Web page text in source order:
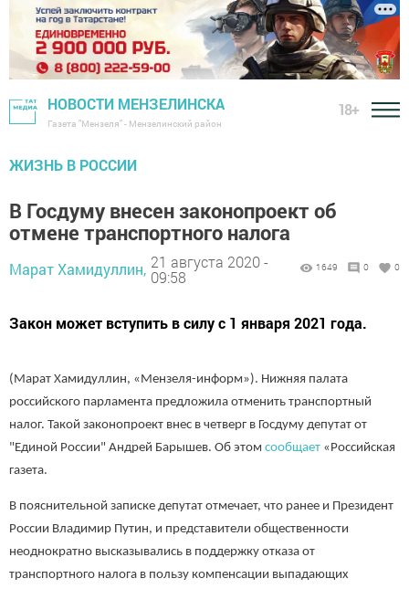
НОВОСТИ МЕНЗЕЛИНСКА
Газета "Мензеля" - Мензелинский район
18+
ЖИЗНЬ В РОССИИ
В Госдуму внесен законопроект об
отмене транспортного налога
Марат Хамидуллин, 21 августа 2020 -
09:58
1649 0 0
Закон может вступить в силу с 1 января 2021 года.
(Марат Хамидуллин, «Мензеля-информ»). Нижняя палата
российского парламента предложила отменить транспортный
налог. Такой законопроект внес в четверг в Госдуму депутат от
"Единой России" Андрей Барышев. Об этом сообщает «Российская
газета.
В пояснительной записке депутат отмечает, что ранее и Президент
России Владимир Путин, и представители общественности
неоднократно высказывались в поддержку отказа от
транспортного налога в пользу компенсации выпадающих